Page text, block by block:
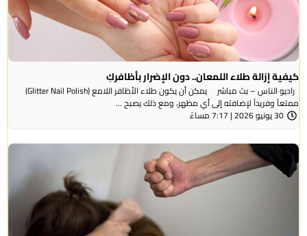
كيفية إزالة طلاء اللمعان.. دون الإضرار بأظافركِ
راديو الناس – بث مباشر يمكن أن يكون طلاء الأظافر اللامع (Glitter Nail Polish)
ممتعاً وفريداً لإضافته إلى أي مظهر، ومع ذلك يصبح ...
30 يونيو 2026 | 7:17 مساءً